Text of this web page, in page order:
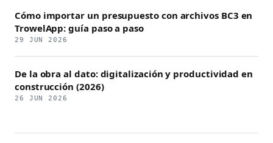
Cómo importar un presupuesto con archivos BC3 en
TrowelApp: guía paso a paso
29 JUN 2026
De la obra al dato: digitalización y productividad en
construcción (2026)
26 JUN 2026